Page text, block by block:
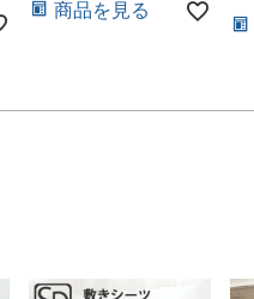
商品を見る